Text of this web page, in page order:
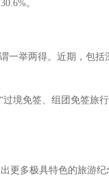
。
举两得。近期，包括
境免签、组团免签旅
多极具特色的旅游纪